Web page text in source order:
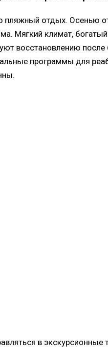
пляжный отдых. Осенью
Мягкий климат,
восстановлению
программы для
в